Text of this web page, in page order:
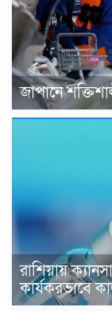
জাপানে
রাশিয়ায়
কার্যকরভাবে